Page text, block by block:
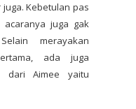
Kebetulan pas
acaranya juga gak
merayakan
ada juga
dari Aimee yaitu